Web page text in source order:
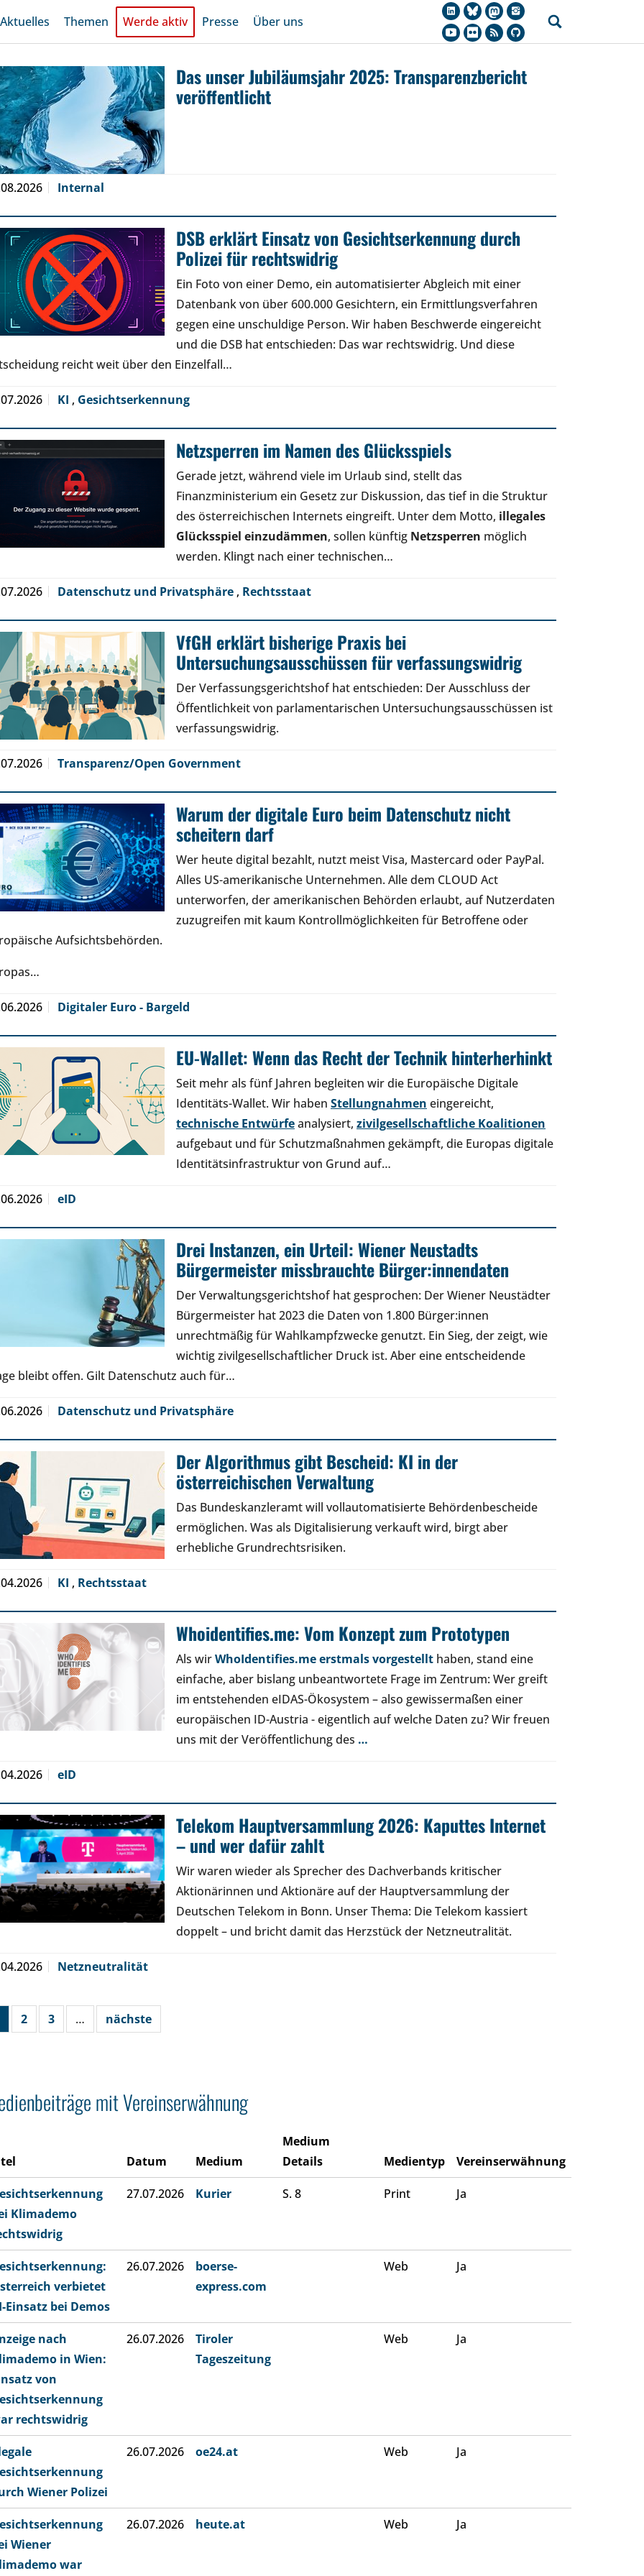
Aktuelles Themen Werde aktiv Presse Über uns
Das unser Jubiläumsjahr 2025: Transparenzbericht
veröffentlicht
Internal
DSB erklärt Einsatz von Gesichtserkennung durch
Polizei für rechtswidrig
Ein Foto von einer Demo, ein automatisierter Abgleich mit einer
Datenbank von über 600.000 Gesichtern, ein Ermittlungsverfahren
gegen eine unschuldige Person. Wir haben Beschwerde eingereicht
und die DSB hat entschieden: Das war rechtswidrig. Und diese
reicht weit über den Einzelfall…
KI , Gesichtserkennung
Netzsperren im Namen des Glücksspiels
Gerade jetzt, während viele im Urlaub sind, stellt das
Finanzministerium ein Gesetz zur Diskussion, das tief in die Struktur
des österreichischen Internets eingreift. Unter dem Motto, illegales
Glücksspiel einzudämmen, sollen künftig Netzsperren möglich
werden. Klingt nach einer technischen…
Datenschutz und Privatsphäre , Rechtsstaat
VfGH erklärt bisherige Praxis bei
Untersuchungsausschüssen für verfassungswidrig
Der Verfassungsgerichtshof hat entschieden: Der Ausschluss der
Öffentlichkeit von parlamentarischen Untersuchungsausschüssen ist
verfassungswidrig.
Transparenz/Open Government
Warum der digitale Euro beim Datenschutz nicht
scheitern darf
Wer heute digital bezahlt, nutzt meist Visa, Mastercard oder PayPal.
Alles US-amerikanische Unternehmen. Alle dem CLOUD Act
unterworfen, der amerikanischen Behörden erlaubt, auf Nutzerdaten
zuzugreifen mit kaum Kontrollmöglichkeiten für Betroffene oder
Aufsichtsbehörden.
Digitaler Euro - Bargeld
EU-Wallet: Wenn das Recht der Technik hinterherhinkt
Seit mehr als fünf Jahren begleiten wir die Europäische Digitale
Identitäts-Wallet. Wir haben Stellungnahmen eingereicht,
technische Entwürfeanalysiert, zivilgesellschaftliche Koalitionen
aufgebaut und für Schutzmaßnahmen gekämpft, die Europas digitale
Identitätsinfrastruktur von Grund auf…
eID
Drei Instanzen, ein Urteil: Wiener Neustadts
Bürgermeister missbrauchte Bürger:innendaten
Der Verwaltungsgerichtshof hat gesprochen: Der Wiener Neustädter
Bürgermeister hat 2023 die Daten von 1.800 Bürger:innen
unrechtmäßig für Wahlkampfzwecke genutzt. Ein Sieg, der zeigt, wie
wichtig zivilgesellschaftlicher Druck ist. Aber eine entscheidende
bleibt offen. Gilt Datenschutz auch für…
Datenschutz und Privatsphäre
Der Algorithmus gibt Bescheid: KI in der
österreichischen Verwaltung
Das Bundeskanzleramt will vollautomatisierte Behördenbescheide
ermöglichen. Was als Digitalisierung verkauft wird, birgt aber
erhebliche Grundrechtsrisiken.
KI , Rechtsstaat
Whoidentifies.me: Vom Konzept zum Prototypen
Als wirWhoIdentifies.me erstmals vorgestellt haben, stand eine
einfache, aber bislang unbeantwortete Frage im Zentrum: Wer greift
im entstehenden eIDAS-Ökosystem – also gewissermaßen einer
europäischen ID-Austria - eigentlich auf welche Daten zu? Wir freuen
uns mit der Veröffentlichung des …
eID
Telekom Hauptversammlung 2026: Kaputtes Internet
– und wer dafür zahlt
Wir waren wieder als Sprecher des Dachverbands kritischer
Aktionärinnen und Aktionäre auf der Hauptversammlung der
Deutschen Telekom in Bonn. Unser Thema: Die Telekom kassiert
doppelt – und bricht damit das Herzstück der Netzneutralität.
Netzneutralität
2 3 … nächste
mit Vereinserwähnung
Datum Medium
Medium
Details
Medientyp Vereinserwähnung
Klimademo
27.07.2026 Kurier S. 8 Print Ja
verbietet
Einsatz bei Demos
26.07.2026
boerse-
express.com
Web Ja
nach
in Wien:
von
rechtswidrig
26.07.2026
Tiroler
Tageszeitung
Web Ja
Wiener Polizei
26.07.2026 oe24.at Web Ja
Wiener
war
26.07.2026 heute.at Web Ja